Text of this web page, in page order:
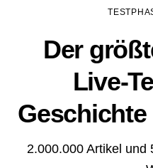
Der
Live-
2.000.000 Artikel und